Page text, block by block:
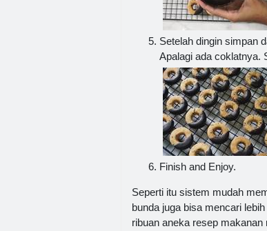
Setelah dingin simpan
Apalagi ada coklatnya.
Finish and Enjoy.
Seperti itu sistem mudah
bunda juga bisa mencari
ribuan aneka resep